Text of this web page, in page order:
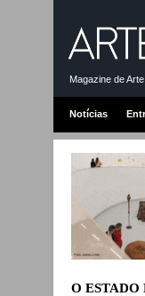
Magazine de Arte
Notícias
O ESTADO